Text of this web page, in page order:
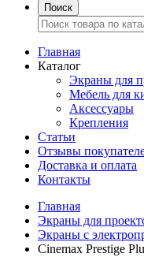
Поиск
Главная
Каталог
Экраны для
Mебель для
Аксессуары
Крепления
Статьи
Отзывы
Доставка и оплата
Контакты
Главная
Экраны для
Экраны с
Cinemax Prestige